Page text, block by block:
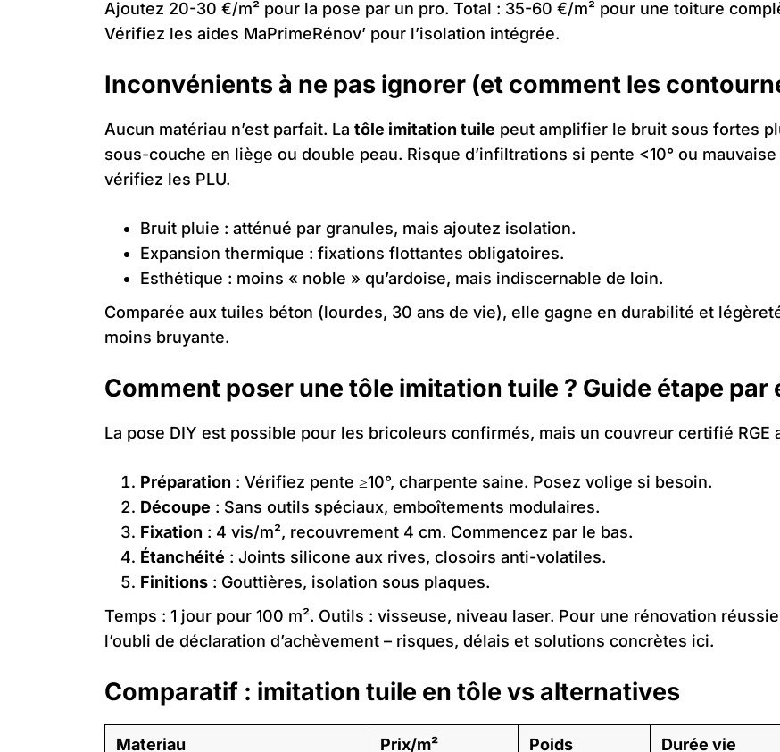
Ajoutez 20-30 €/m² pour la pose par un pro. Total : 35-60 €/m² pour une toiture
Vérifiez les aides MaPrimeRénov’ pour l’isolation intégrée.
Inconvénients à ne pas ignorer (et comment les
Aucun matériau n’est parfait. La tôle imitation tuile peut amplifier le bruit sous fortes
sous-couche en liège ou double peau. Risque d’infiltrations si pente <10° ou
vérifiez les PLU.
Bruit pluie : atténué par granules, mais ajoutez isolation.
Expansion thermique : fixations flottantes obligatoires.
Esthétique : moins « noble » qu’ardoise, mais indiscernable de loin.
Comparée aux tuiles béton (lourdes, 30 ans de vie), elle gagne en durabilité et
moins bruyante.
Comment poser une tôle imitation tuile ? Guide étape par
La pose DIY est possible pour les bricoleurs confirmés, mais un couvreur certifié RGE
Préparation : Vérifiez pente ≥10°, charpente saine. Posez volige si besoin.
Découpe : Sans outils spéciaux, emboîtements modulaires.
Fixation : 4 vis/m², recouvrement 4 cm. Commencez par le bas.
Étanchéité : Joints silicone aux rives, closoirs anti-volatiles.
Finitions : Gouttières, isolation sous plaques.
Temps : 1 jour pour 100 m². Outils : visseuse, niveau laser. Pour une rénovation
l’oubli de déclaration d’achèvement – risques, délais et solutions concrètes ici.
Comparatif : imitation tuile en tôle vs alternatives
Materiau Prix/m² Poids Durée vie